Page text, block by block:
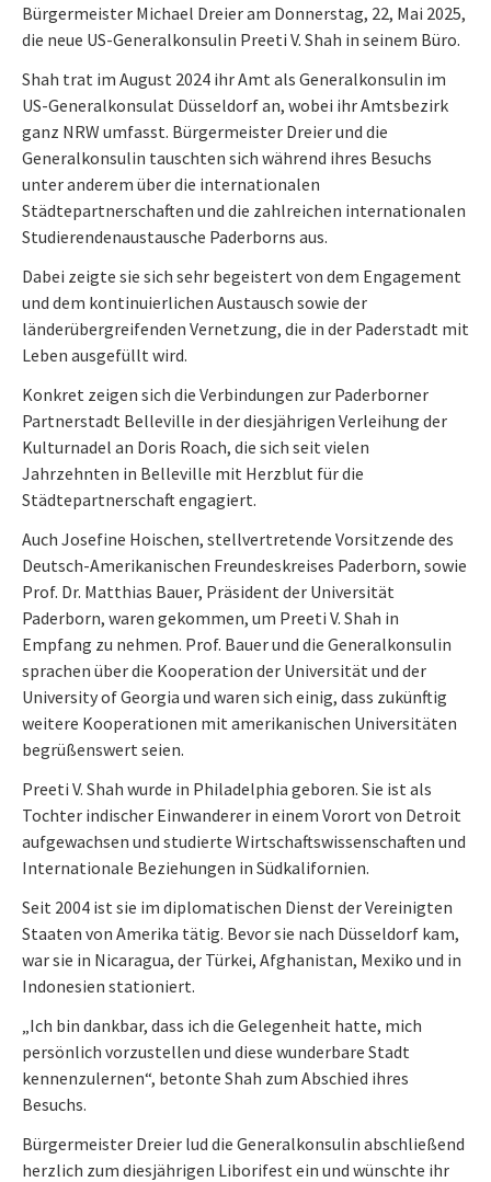
Bürgermeister Michael Dreier am Donnerstag, 22, Mai 2025,
die neue US-Generalkonsulin Preeti V. Shah in seinem Büro.
Shah trat im August 2024 ihr Amt als Generalkonsulin im
US-Generalkonsulat Düsseldorf an, wobei ihr Amtsbezirk
ganz NRW umfasst. Bürgermeister Dreier und die
Generalkonsulin tauschten sich während ihres Besuchs
unter anderem über die internationalen
Städtepartnerschaften und die zahlreichen internationalen
Studierendenaustausche Paderborns aus.
Dabei zeigte sie sich sehr begeistert von dem Engagement
und dem kontinuierlichen Austausch sowie der
länderübergreifenden Vernetzung, die in der Paderstadt mit
Leben ausgefüllt wird.
Konkret zeigen sich die Verbindungen zur Paderborner
Partnerstadt Belleville in der diesjährigen Verleihung der
Kulturnadel an Doris Roach, die sich seit vielen
Jahrzehnten in Belleville mit Herzblut für die
Städtepartnerschaft engagiert.
Auch Josefine Hoischen, stellvertretende Vorsitzende des
Deutsch-Amerikanischen Freundeskreises Paderborn, sowie
Prof. Dr. Matthias Bauer, Präsident der Universität
Paderborn, waren gekommen, um Preeti V. Shah in
Empfang zu nehmen. Prof. Bauer und die Generalkonsulin
sprachen über die Kooperation der Universität und der
University of Georgia und waren sich einig, dass zukünftig
weitere Kooperationen mit amerikanischen Universitäten
begrüßenswert seien.
Preeti V. Shah wurde in Philadelphia geboren. Sie ist als
Tochter indischer Einwanderer in einem Vorort von Detroit
aufgewachsen und studierte Wirtschaftswissenschaften und
Internationale Beziehungen in Südkalifornien.
Seit 2004 ist sie im diplomatischen Dienst der Vereinigten
Staaten von Amerika tätig. Bevor sie nach Düsseldorf kam,
war sie in Nicaragua, der Türkei, Afghanistan, Mexiko und in
Indonesien stationiert.
„Ich bin dankbar, dass ich die Gelegenheit hatte, mich
persönlich vorzustellen und diese wunderbare Stadt
kennenzulernen“, betonte Shah zum Abschied ihres
Besuchs.
Bürgermeister Dreier lud die Generalkonsulin abschließend
herzlich zum diesjährigen Liborifest ein und wünschte ihr